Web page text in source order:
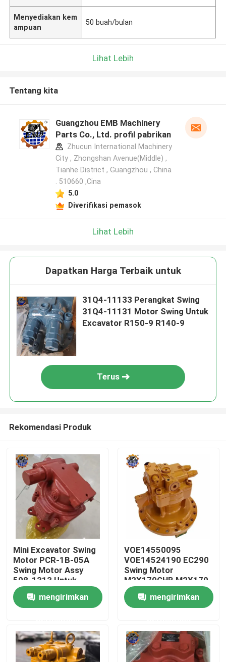
Rumah
Tentang kami
Menyediakan kem
ampuan
50 buah/bulan
Lihat Lebih
Tentang kita
Guangzhou EMB Machinery
Parts Co., Ltd. profil pabrikan
Zhucun International Machinery
City , Zhongshan Avenue(Middle) ,
Tianhe District , Guangzhou , China
. 510660 ,Cina
5.0
Diverifikasi pemasok
Lihat Lebih
Dapatkan Harga Terbaik untuk
31Q4-11133 Perangkat Swing
31Q4-11131 Motor Swing Untuk
Excavator R150-9 R140-9
Terus
Rekomendasi Produk
Mini Excavator Swing
Motor PCR-1B-05A
Swing Motor Assy
508-1313 Untuk
Excavator
mengirimkan
VOE14550095
VOE14524190 EC290
Swing Motor
M2X170CHB M2X170
Swing Device
mengirimkan